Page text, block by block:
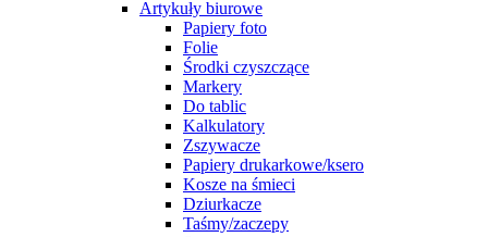
Artykuły biurowe
Papiery foto
Folie
Środki czyszczące
Markery
Do tablic
Kalkulatory
Zszywacze
Papiery drukarkowe/ksero
Kosze na śmieci
Dziurkacze
Taśmy/zaczepy